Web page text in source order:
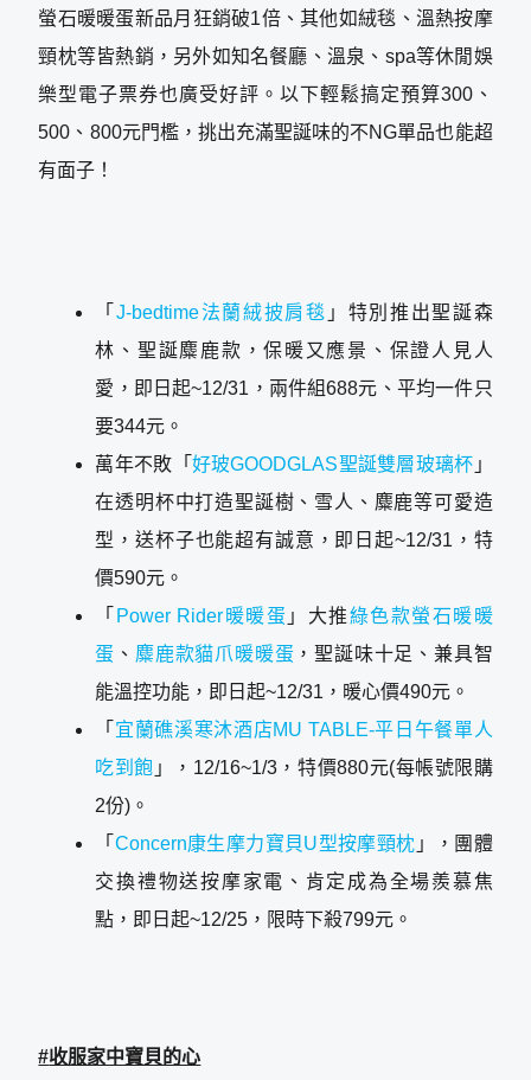
螢石暖暖蛋新品月狂銷破1倍、其他如絨毯、溫熱按摩
頸枕等皆熱銷，另外如知名餐廳、溫泉、spa等休閒娛
樂型電子票券也廣受好評。以下輕鬆搞定預算300、
500、800元門檻，挑出充滿聖誕味的不NG單品也能超
有面子！
「J-bedtime法蘭絨披肩毯 」特別推出聖誕森
林、聖誕麋鹿款，保暖又應景、保證人見人
愛，即日起~12/31，兩件組688元、平均一件只
要344元。
萬年不敗「 好玻GOODGLAS聖誕雙層玻璃杯 」
在透明杯中打造聖誕樹、雪人、麋鹿等可愛造
型，送杯子也能超有誠意，即日起~12/31，特
價590元。
「 Power Rider暖暖蛋 」大推綠色款螢石暖暖
蛋 、 麋鹿款貓爪暖暖蛋 ，聖誕味十足、兼具智
能溫控功能，即日起~12/31，暖心價490元。
「 宜蘭礁溪寒沐酒店MU TABLE-平日午餐單人
吃到飽 」，12/16~1/3，特價880元(每帳號限購
2份)。
「 Concern康生摩力寶貝U型按摩頸枕 」，團體
交換禮物送按摩家電、肯定成為全場羨慕焦
點，即日起~12/25，限時下殺799元。
#收服家中寶貝的心